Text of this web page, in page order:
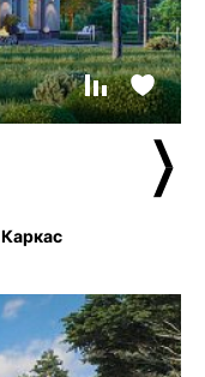
Каркас